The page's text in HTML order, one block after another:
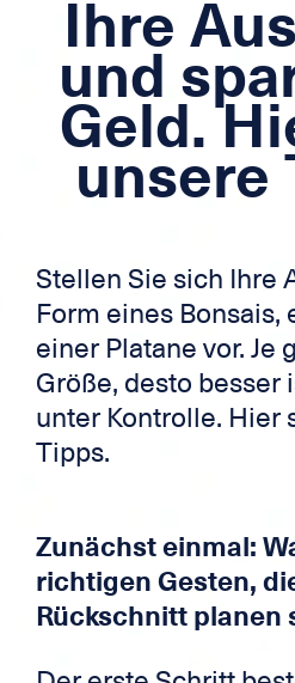
Ihre
und
Geld.
unsere
Stellen Sie sich Ihre
Form eines Bonsais,
einer Platane vor. Je
Größe, desto besser
unter Kontrolle. Hier
Tipps.
Zunächst einmal:
richtigen Gesten,
Rückschnitt planen
Hypothek
Kreditkarte
Zek